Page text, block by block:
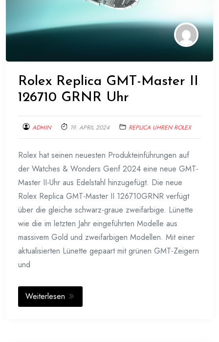
Rolex Replica GMT-Master II
126710 GRNR Uhr
ADMIN 19. APRIL 2024 REPLICA UHREN ROLEX
Rolex hat seinen neuesten Produkteinführungen auf
der Watches & Wonders Genf 2024 eine neue GMT-
Master II-Uhr aus Edelstahl hinzugefügt. Die neue
Rolex Replica GMT-Master II 126710GRNR verfügt
über die gleiche schwarz-graue zweifarbige. Lünette
wie die im letzten Jahr eingeführten Modelle aus
massivem Gold und zweifarbigen Modellen. Mit einer
aktualisierten Lünette gepaart mit grünen GMT-Zeigern
und
Weiterlesen